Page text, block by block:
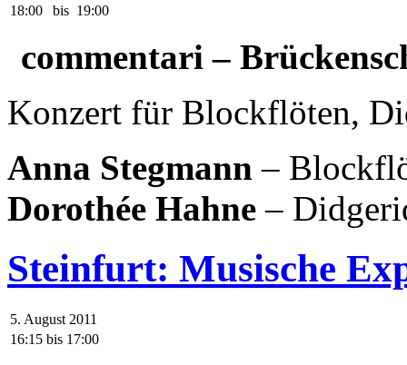
18:00
bis 19:00
commentari –
Konzert für Blockflöten,
Anna Stegmann –
Dorothée Hahne –
Steinfurt: Musische
5. August 2011
16:15 bis 17:00